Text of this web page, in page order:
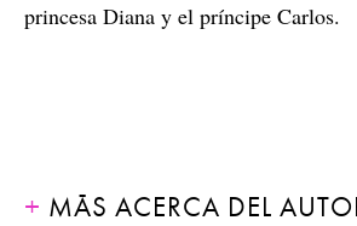
princesa Diana y el príncipe Carlos.
MÁS ACERCA DEL